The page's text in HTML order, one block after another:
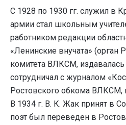
С 1928 по 1930 гг. служил в
армии стал школьным
работником редакции
«Ленинские внучата» (орган
комитета ВЛКСМ,
сотрудничал с журналом
Ростовского обкома ВЛКСМ,
В 1934 г. В. К. Жак принят в
поэт был переведен в